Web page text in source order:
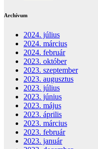
Archívum
2024. július
2024. március
2024. február
2023. október
2023. szeptember
2023. augusztus
2023. július
2023. június
2023. május
2023. április
2023. március
2023. február
2023. január